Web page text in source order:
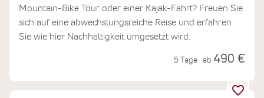
Mountain-Bike Tour oder einer Kajak-Fahrt? Freuen Sie
sich auf eine abwechslungsreiche Reise und erfahren
Sie wie hier Nachhaltigkeit umgesetzt wird.
5 Tage ab 490 €